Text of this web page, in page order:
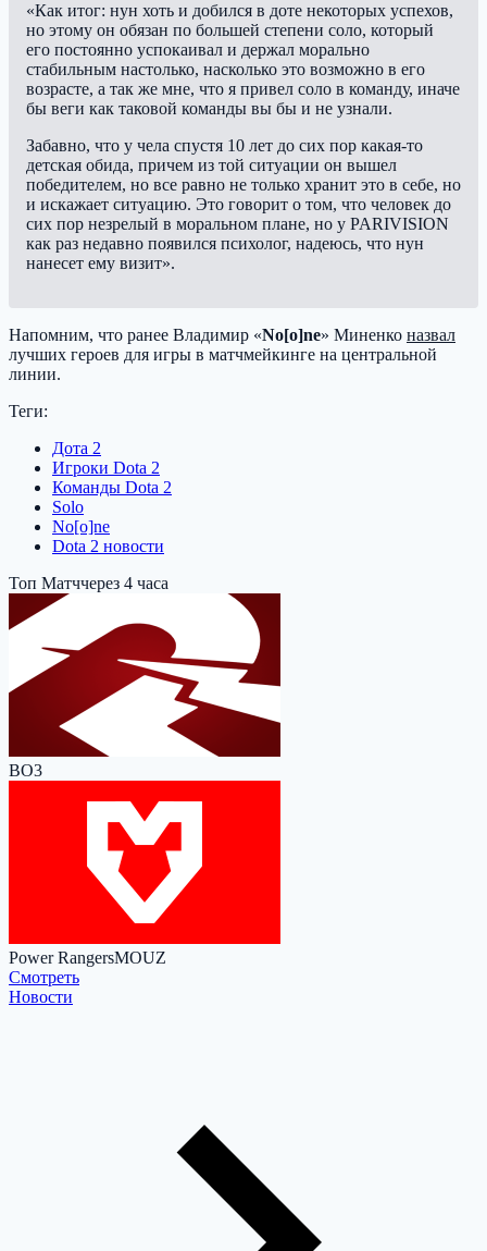
«Как итог: нун хоть и добился в доте некоторых успехов,
но этому он обязан по большей степени соло, который
его постоянно успокаивал и держал морально
стабильным настолько, насколько это возможно в его
возрасте, а так же мне, что я привел соло в команду, иначе
бы веги как таковой команды вы бы и не узнали.
Забавно, что у чела спустя 10 лет до сих пор какая-то
детская обида, причем из той ситуации он вышел
победителем, но все равно не только хранит это в себе, но
и искажает ситуацию. Это говорит о том, что человек до
сих пор незрелый в моральном плане, но у PARIVISION
как раз недавно появился психолог, надеюсь, что нун
нанесет ему визит».
Напомним, что ранее Владимир «No[o]ne» Миненко назвал
лучших героев для игры в матчмейкинге на центральной
линии.
Теги:
Дота 2
Игроки Dota 2
Команды Dota 2
Solo
No[o]ne
Dota 2 новости
Топ Матччерез 4 часа
BO3
Power RangersMOUZ
Cмотреть
Новости